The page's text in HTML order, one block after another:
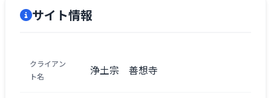
サイト情報
クライアン
ト名
浄土宗 善想寺